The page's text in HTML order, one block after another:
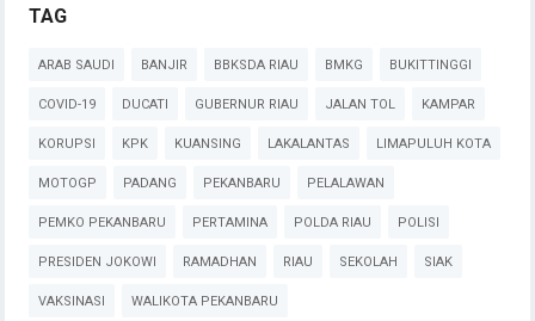
TAG
ARAB SAUDI BANJIR BBKSDA RIAU BMKG BUKITTINGGI
COVID-19 DUCATI GUBERNUR RIAU JALAN TOL KAMPAR
KORUPSI KPK KUANSING LAKALANTAS LIMAPULUH KOTA
MOTOGP PADANG PEKANBARU PELALAWAN
PEMKO PEKANBARU PERTAMINA POLDA RIAU POLISI
PRESIDEN JOKOWI RAMADHAN RIAU SEKOLAH SIAK
VAKSINASI WALIKOTA PEKANBARU